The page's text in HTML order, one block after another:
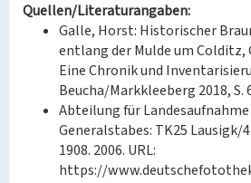
Quellen/Literaturangaben:
Galle, Horst: Historischer
entlang der Mulde um Colditz,
Eine Chronik und
Beucha/Markkleeberg 2018, S.
Abteilung für Landesaufnahme
Generalstabes: TK25 Lausigk/
1908. 2006. URL:
https://